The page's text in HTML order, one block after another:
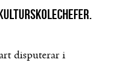
disputerar i